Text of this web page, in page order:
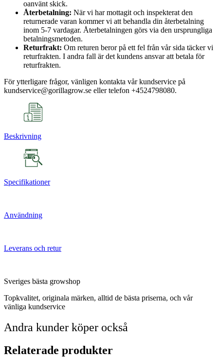
oanvänt skick.
Återbetalning: När vi har mottagit och inspekterat den
returnerade varan kommer vi att behandla din återbetalning
inom 5-7 vardagar. Återbetalningen görs via den ursprungliga
betalningsmetoden.
Returfrakt: Om returen beror på ett fel från vår sida täcker vi
returfrakten. I andra fall är det kundens ansvar att betala för
returfrakten.
För ytterligare frågor, vänligen kontakta vår kundservice på
kundservice@gorillagrow.se eller telefon +4524798080.
Beskrivning
Specifikationer
Användning
Leverans och retur
Sveriges bästa growshop
Topkvalitet, originala märken, alltid de bästa priserna, och vår
vänliga kundservice
Andra kunder köper också
Relaterade produkter